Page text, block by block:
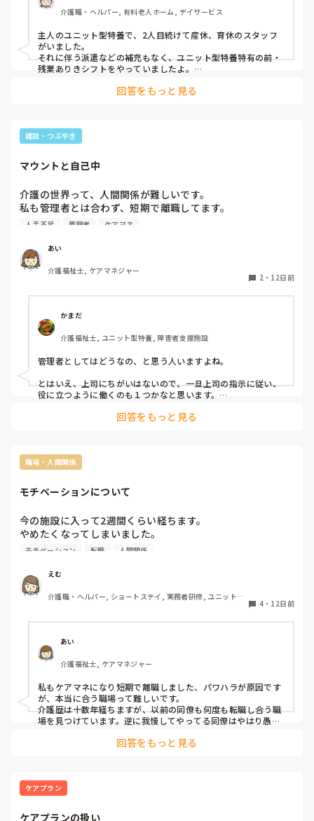
介護職・ヘルパー, 有料老人ホーム, デイサービス
主人のユニット型特養で、2人目続けて産休、育休のスタッフ
がいました。
それに伴う派遣などの補充もなく、ユニット型特養特有の前・
残業ありきシフトをやっていましたよ。
施設や人間関係に寄るとは思いますが、復帰されるのは職場と
コアな時間での勤務で意外と現場は回るのではないでしょう
か？
子育てと仕事の両立頑張ってくださいね！
回答をもっと見る
雑談・つぶやき
マウントと自己中
介護の世界って、人間関係が難しいです。
私も管理者とは合わず、短期で離職してます。
マウントをとれば仕事は楽になるし、長くいれば上司、管理
り、自己中心的になります。
他職種から介護の世界に入り、こんな人が上司、管理者って
思ってしまう。特に多いのが、自己中な方達です。私も常々
は、自己中にならない、そうなれば人手不足も解消されてい
くと思うのですが。
人手不足 管理者 ケアマネ
あい
介護福祉士, ケアマネジャー
2 ・ 12日前
かまだ
介護福祉士, ユニット型特養, 障害者支援施設
管理者としてはどうなの、と思う人いますよね。
とはいえ、上司にちがいはないので、一旦上司の指示に従い、
役に立つように働くのも１つかなと思います。
それで、全体が変わっていけばいいけど、どうしようもない管
回答をもっと見る
職場・人間関係
モチベーションについて
今の施設に入って2週間くらい経ちます。
やめたくなってしまいました。
特養希望だったのにその中のショートステイ配属になりまし
以前は初めての介護職として入った特養を一ヶ月でやめてし
まいました。
ですが、介護は好きになっていたので別のところで…と今の
の圧が強いです。
今年別のユニットから異動してきて、そのユニットでは評判
が悪かったらしく、私が入る前に釘を刺しておいたから、と
施設長に言われました。
そんな簡単に人って変わらないですよね。
仕事はできる人で、恐らく自分はできるのに何故できないの
か、みたいな感じだと思います。
言葉でパワハラを受けたほうがまだ誰かに訴えられるのに…
また、ショートステイ配属になるとは入職当日まで知らなか
のにと。
ですが、また転職…なんて出来ない。
モチベーション 転職 人間関係
えむ
介護職・ヘルパー, ショートステイ, 実務者研修, ユニット型
4・ 12日前
あい
介護福祉士, ケアマネジャー
私もケアマネになり短期で離職しました、パワハラが原因です
が、本当に合う職場って難しいです。
介護歴は十数年経ちますが、以前の同僚も何度も転職し合う職
場を見つけています。逆に我慢してやってる同僚はやはり愚痴
結論になりますが、若いのなら転職を勧めます、嫌々働いては
回答をもっと見る
ケアプラン
ケアプランの扱い